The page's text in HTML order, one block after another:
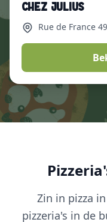
Chez Julius
Rue de France 49
Zin in pizza
pizzeria's in de